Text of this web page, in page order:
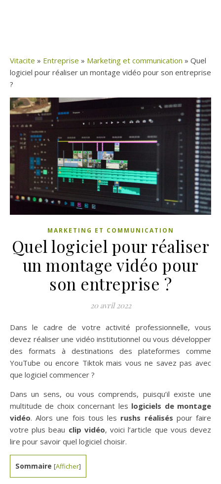
Vitacite » Entreprise » Marketing et communication » Quel
logiciel pour réaliser un montage vidéo pour son entreprise
?
MARKETING ET COMMUNICATION
Quel logiciel pour réaliser
un montage vidéo pour
son entreprise ?
20 avril 2022
Dans le cadre de votre activité professionnelle, vous
devez réaliser une vidéo institutionnel ou vous développer
des formats à destinations des plateformes comme
YouTube ou encore Tiktok mais vous ne savez pas avec
que logiciel commencer ?
Dans un sens, ou vous comprends, puisqu’il existe une
multitude de choix concernant les logiciels de montage
vidéo. Alors une fois tous les rushs réalisés pour faire
votre plus beau clip vidéo, voici l’article que vous devez
lire pour savoir quel logiciel choisir.
Sommaire [Afficher]